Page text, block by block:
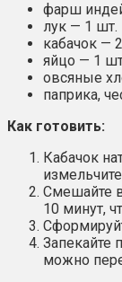
фарш
лук — 1 шт.
кабачок —
яйцо — 1
овсяные
паприка,
Как готовить:
Кабачок
Смешайте
10 минут,
Запекайте
можно